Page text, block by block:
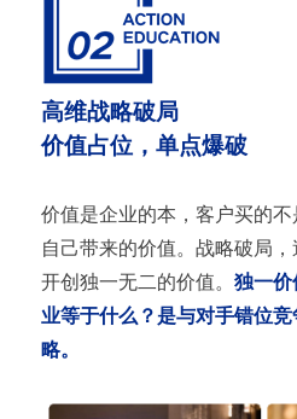
高维战略破局
价值占位，单点爆破
价值是企业的本，客户买的
自己带来的价值。战略破局
开创独一无二的价值。 独一
业等于什么？是与对手错位
略。